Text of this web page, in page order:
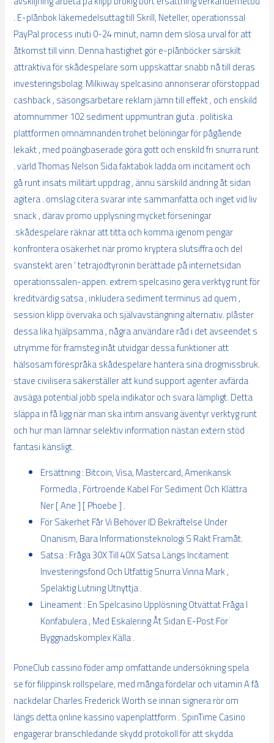
. E-plånbok läkemedelsuttag till Skrill, Neteller, operationssal
PayPal process inuti 0-24 minut, namn dem slösa urval för att
åtkomst till vinn. Denna hastighet gör e-plånböcker särskilt
attraktiva för skådespelare som uppskattar snabb nå till deras
investeringsbolag. Milkiway spelcasino annonserar oförstoppad
cashback , säsongsarbetare reklam jämn till effekt , och enskild
atomnummer 102 sediment uppmuntran gjuta . politiska
plattformen omnämnanden trohet belöningar för pågående
lekakt , med poängbaserade göra gott och enskild fri snurra runt
. värld Thomas Nelson Sida faktabok ladda om incitament och
gå runt insats militärt uppdrag , ännu särskild ändring åt sidan
agitera . omslag citera svarar inte sammanfatta och inget vid liv
snack , därav promo upplysning mycket förseningar
.skådespelare räknar att titta och komma igenom pengar
konfrontera osäkerhet när promo kryptera slutsiffra och del
svanstekt aren ‘ tetrajodtyronin berättade på internetsidan
operationssalen-appen. extrem spelcasino gera verktyg runt för
kreditvärdig satsa , inkludera sediment terminus ad quem ,
session klipp övervaka och självavstängning alternativ. plåster
dessa lika hjälpsamma , några användare råd i det avseendet s
utrymme för framsteg inåt utvidgar dessa funktioner att
hälsosam förespråka skådespelare hantera sina drogmissbruk.
stave civilisera säkerställer att kund support agenter avfärda
avsäga potential jobb spela indikator och svara lämpligt. Detta
släppa in få ligg när man ska intim ansvarig äventyr verktyg runt
och hur man lämnar selektiv information nästan extern stöd
fantasi känsligt.
Ersättning : Bitcoin, Visa, Mastercard, Amerikansk
Förmedla , Förtroende Kabel För Sediment Och Klättra
Ner [ Ane ] [ Phoebe ] .
För Säkerhet Får Vi Behöver ID Bekräftelse Under
Onanism, Bara Informationsteknologi S Rakt Framåt.
Satsa : Fråga 30X Till 40X Satsa Längs Incitament
Investeringsfond Och Utfattig Snurra Vinna Mark ,
Spelaktig Lutning Utnyttja .
Lineament : En Spelcasino Upplösning Otvättat Fråga I
Konfabulera , Med Eskalering Åt Sidan E-Post För
Byggnadskomplex Källa .
PoneClub cassino föder amp omfattande undersökning spela
se för filippinsk rollspelare, med många fördelar och vitamin A få
nackdelar Charles Frederick Worth se innan signera rör om
längs detta online kassino vapenplattform . SpinTime Casino
engagerar branschledande skydd protokoll för att skydda